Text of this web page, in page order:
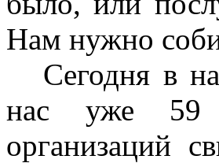
Нам нужно
Сегодня в
нас уже 59
организаций